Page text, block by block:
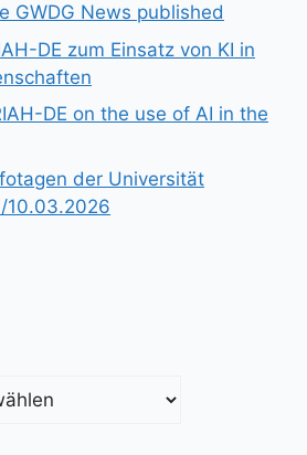
GWDG News published
DE zum Einsatz von KI in
DE on the use of AI in the
der Universität
10.03.2026